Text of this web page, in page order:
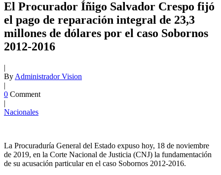
El Procurador Íñigo Salvador Crespo fijó
el pago de reparación integral de 23,3
millones de dólares por el caso Sobornos
2012-2016
|
By Administrador Vision
|
0 Comment
|
Nacionales
La Procuraduría General del Estado expuso hoy, 18 de noviembre
de 2019, en la Corte Nacional de Justicia (CNJ) la fundamentación
de su acusación particular en el caso Sobornos 2012-2016.